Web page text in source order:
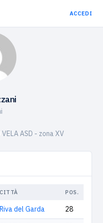
ACCEDI
ASD - zona XV
CITTÀ POS.
Riva del Garda 28